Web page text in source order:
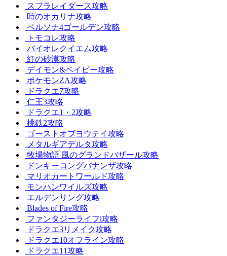
スプラレイダース攻略
時のオカリナ攻略
ペルソナ4ゴールデン攻略
トモコレ攻略
バイオレクイエム攻略
紅の砂漠攻略
デイモン&ベイビー攻略
ポケモンZA攻略
ドラクエ7攻略
仁王3攻略
ドラクエ1・2攻略
桃鉄2攻略
ゴーストオブヨウテイ攻略
メタルギアデルタ攻略
牧場物語 風のグランドバザール攻略
ドンキーコングバナンザ攻略
マリオカートワールド攻略
モンハンワイルズ攻略
エルデンリング攻略
Blades of Fire攻略
ファンタジーライフi攻略
ドラクエ3リメイク攻略
ドラクエ10オフライン攻略
ドラクエ11攻略